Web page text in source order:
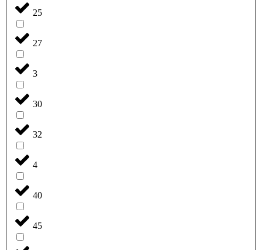
25
27
3
30
32
4
40
45